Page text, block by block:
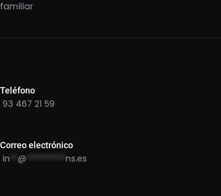
familiar
Teléfono
93 467 21 59
Correo electrónico
in @ ********** ns.es